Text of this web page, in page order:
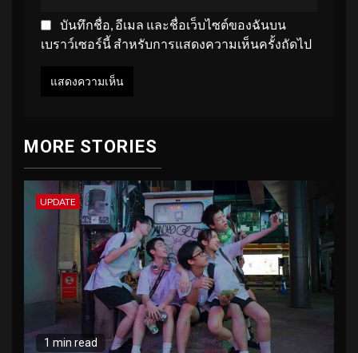
บันทึกชื่อ, อีเมล และชื่อเว็บไซต์ของฉันบน
เบราว์เซอร์นี้ สำหรับการแสดงความเห็นครั้งถัดไป
MORE STORIES
UPDATE
1 min read